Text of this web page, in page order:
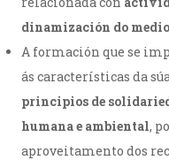
dinamización do
A formación que se
ás características da
principios de
humana e ambiental,
aproveitamento dos